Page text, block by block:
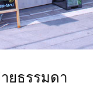
ยธรรมดา